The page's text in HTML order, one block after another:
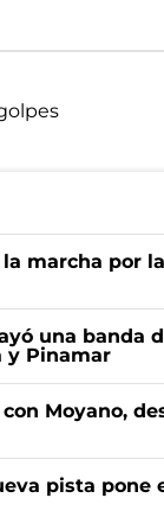
marcha por
una banda
y Pinamar
Moyano,
pista pone